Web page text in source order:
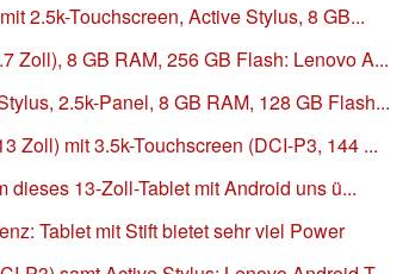
2.5k-Touchscreen, Active Stylus, 8 GB...
Zoll), 8 GB RAM, 256 GB Flash: Lenovo A...
2.5k-Panel, 8 GB RAM, 128 GB Flash...
Zoll) mit 3.5k-Touchscreen (DCI-P3, 144 ...
dieses 13-Zoll-Tablet mit Android uns ü...
Tablet mit Stift bietet sehr viel Power